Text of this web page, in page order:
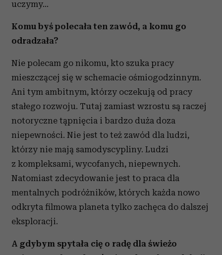
uczymy...
Komu byś polecała ten zawód, a komu go
odradzała?
Nie polecam go nikomu, kto szuka pracy
mieszczącej się w schemacie ośmiogodzinnym.
Ani tym ambitnym, którzy oczekują od pracy
stałego rozwoju. Tutaj zamiast wzrostu są raczej
notoryczne tąpnięcia i bardzo duża doza
niepewności. Nie jest to też zawód dla ludzi,
którzy nie mają samodyscypliny. Ludzi
z kompleksami, wycofanych, niepewnych.
Natomiast zdecydowanie jest to praca dla
mentalnych podróżników, których każda nowo
odkryta filmowa planeta tylko zachęca do dalszej
eksploracji.
A gdybym spytała cię o radę dla świeżo